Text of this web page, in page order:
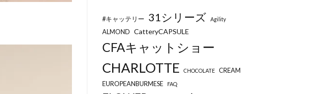
#キャッテリー 31シリーズ Agility
ALMOND CatteryCAPSULE
CFAキャットショー
CHARLOTTE CHOCOLATE
CREAM
EUROPEANBURMESE
FAQ